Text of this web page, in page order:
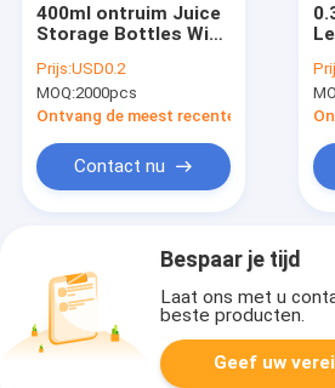
400ml ontruim Juice
Storage Bottles With
van de de Rangdrank
van het
Dekselsvoedsel
Prijs:USD0.2
MOQ:2000pcs
Ontvang de meest recente Prijs
Contact nu
Bespaar je tijd
Laat ons met u
beste producten.
Geef uw